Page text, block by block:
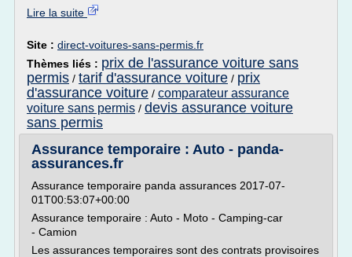
Lire la suite
Site : direct-voitures-sans-permis.fr
Thèmes liés : prix de l'assurance voiture sans
permis / tarif d'assurance voiture / prix
d'assurance voiture / comparateur assurance
voiture sans permis / devis assurance voiture
sans permis
Assurance temporaire : Auto - panda-
assurances.fr
Assurance temporaire panda assurances 2017-07-
01T00:53:07+00:00
Assurance temporaire : Auto - Moto - Camping-car
- Camion
Les assurances temporaires sont des contrats provisoires